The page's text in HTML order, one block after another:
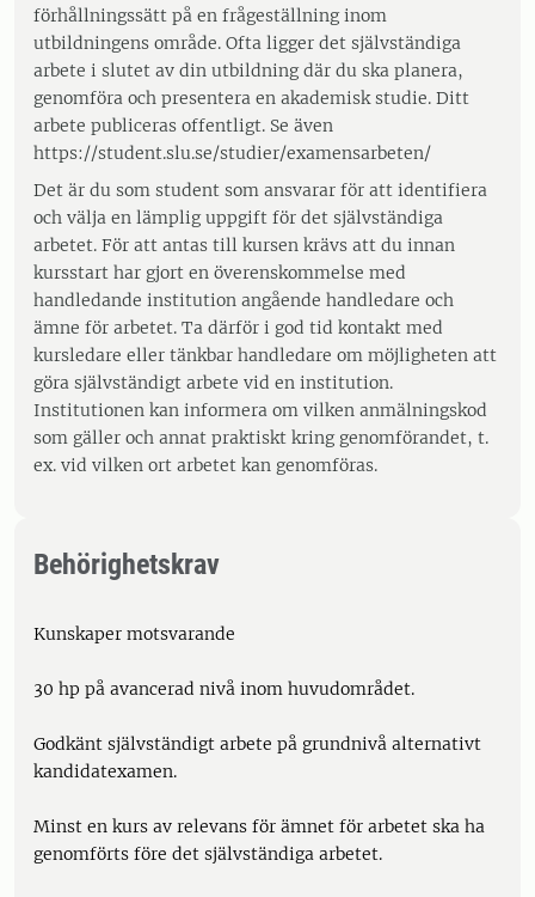
förhållningssätt på en frågeställning inom
utbildningens område. Ofta ligger det självständiga
arbete i slutet av din utbildning där du ska planera,
genomföra och presentera en akademisk studie. Ditt
arbete publiceras offentligt. Se även
https://student.slu.se/studier/examensarbeten/
Det är du som student som ansvarar för att identifiera
och välja en lämplig uppgift för det självständiga
arbetet. För att antas till kursen krävs att du innan
kursstart har gjort en överenskommelse med
handledande institution angående handledare och
ämne för arbetet. Ta därför i god tid kontakt med
kursledare eller tänkbar handledare om möjligheten att
göra självständigt arbete vid en institution.
Institutionen kan informera om vilken anmälningskod
som gäller och annat praktiskt kring genomförandet, t.
ex. vid vilken ort arbetet kan genomföras.
Behörighetskrav
Kunskaper motsvarande
30 hp på avancerad nivå inom huvudområdet.
Godkänt självständigt arbete på grundnivå alternativt
kandidatexamen.
Minst en kurs av relevans för ämnet för arbetet ska ha
genomförts före det självständiga arbetet.